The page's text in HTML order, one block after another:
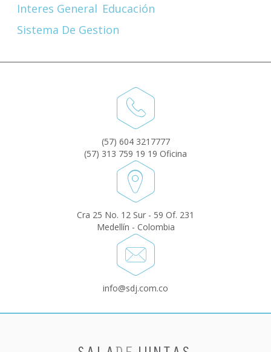
Interes General Educación
Sistema De Gestion
(57) 604 3217777
(57) 313 759 19 19 Oficina
Cra 25 No. 12 Sur - 59 Of. 231
Medellín - Colombia
info@sdj.com.co